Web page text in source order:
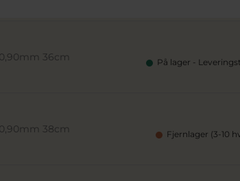
36cm På lager -
38cm Fjernlager (3-10